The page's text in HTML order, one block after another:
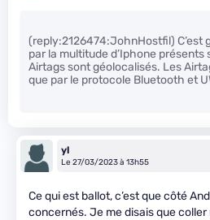
(reply:2126474:JohnHostfil) C’est
par la multitude d’Iphone
Airtags sont géolocalisés. Les
que par le protocole Bluetooth et
yl
Le 27/03/2023 à 13h55
Ce qui est ballot, c’est que côté
concernés. Je me disais que